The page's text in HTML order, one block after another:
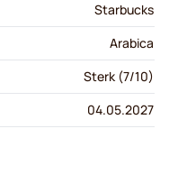
Starbucks
Arabica
Sterk (7/10)
04.05.2027